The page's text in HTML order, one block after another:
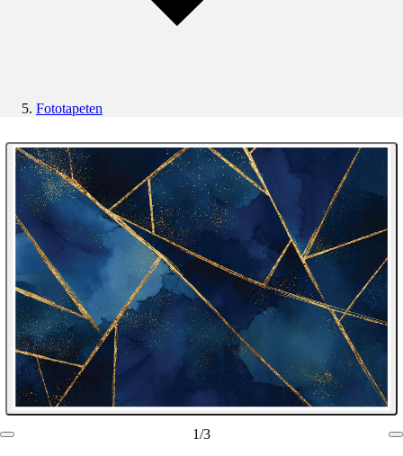
Fototapeten
1/3